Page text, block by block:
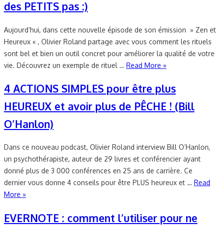
des PETITS pas :)
Aujourd’hui, dans cette nouvelle épisode de son émission » Zen et
Heureux « , Olivier Roland partage avec vous comment les rituels
sont bel et bien un outil concret pour améliorer la qualité de votre
vie. Découvrez un exemple de rituel … Read More »
4 ACTIONS SIMPLES pour être plus
HEUREUX et avoir plus de PÊCHE ! (Bill
O’Hanlon)
Dans ce nouveau podcast, Olivier Roland interview Bill O’Hanlon,
un psychothérapiste, auteur de 29 livres et conférencier ayant
donné plus de 3 000 conférences en 25 ans de carrière. Ce
dernier vous donne 4 conseils pour être PLUS heureux et … Read
More »
EVERNOTE : comment l’utiliser pour ne